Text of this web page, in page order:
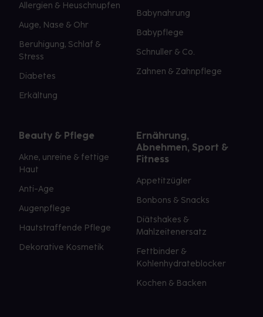
Allergien & Heuschnupfen
Auge, Nase & Ohr
Beruhigung, Schlaf &
Stress
Diabetes
Erkältung
Babynahrung
Babypflege
Schnuller & Co.
Zahnen & Zahnpflege
Beauty & Pflege
Akne, unreine & fettige
Haut
Anti-Age
Augenpflege
Hautstraffende Pflege
Dekorative Kosmetik
Ernährung,
Abnehmen, Sport &
Fitness
Appetitzügler
Bonbons & Snacks
Diätshakes &
Mahlzeitenersatz
Fettbinder &
Kohlenhydrateblocker
Kochen & Backen